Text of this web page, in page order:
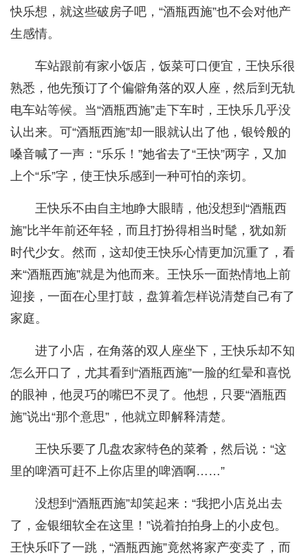
快乐想，就这些破房子吧，“酒瓶西施”也不会对他产
生感情。
车站跟前有家小饭店，饭菜可口便宜，王快乐很
熟悉，他先预订了个偏僻角落的双人座，然后到无轨
电车站等候。当“酒瓶西施”走下车时，王快乐几乎没
认出来。可“酒瓶西施”却一眼就认出了他，银铃般的
嗓音喊了一声：“乐乐！”她省去了“王快”两字，又加
上个“乐”字，使王快乐感到一种可怕的亲切。
王快乐不由自主地睁大眼睛，他没想到“酒瓶西
施”比半年前还年轻，而且打扮得相当时髦，犹如新
时代少女。然而，这却使王快乐心情更加沉重了，看
来“酒瓶西施”就是为他而来。王快乐一面热情地上前
迎接，一面在心里打鼓，盘算着怎样说清楚自己有了
家庭。
进了小店，在角落的双人座坐下，王快乐却不知
怎么开口了，尤其看到“酒瓶西施”一脸的红晕和喜悦
的眼神，他灵巧的嘴巴不灵了。他想，只要“酒瓶西
施”说出“那个意思”，他就立即解释清楚。
王快乐要了几盘农家特色的菜肴，然后说：“这
里的啤酒可赶不上你店里的啤酒啊……”
没想到“酒瓶西施”却笑起来：“我把小店兑出去
了，金银细软全在这里！”说着拍拍身上的小皮包。
王快乐吓了一跳，“酒瓶西施”竟然将家产变卖了，而